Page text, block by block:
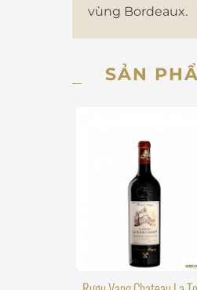
vùng Bordeaux.
SẢN